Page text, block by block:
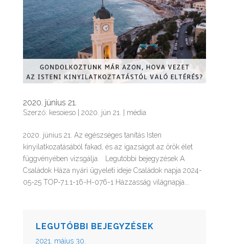
2020. június 21.
Szerző: kesoieso| 2020. jún 21. | média
2020. június 21. Az egészséges tanítás Isten
kinyilatkozatásából fakad, és az igazságot az örök élet
függvényében vizsgálja. Legutóbbi bejegyzések A
Családok Háza nyári ügyeleti ideje Családok napja 2024-
05-25 TOP-7.1.1-16-H-076-1 Házzasság világnapja...
LEGUTÓBBI BEJEGYZÉSEK
2021. május 30.